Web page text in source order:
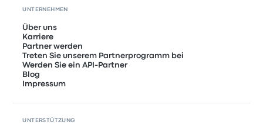
UNTERNEHMEN
Über uns
Karriere
Partner werden
Treten Sie unserem Partnerprogramm bei
Werden Sie ein API-Partner
Blog
Impressum
UNTERSTÜTZUNG